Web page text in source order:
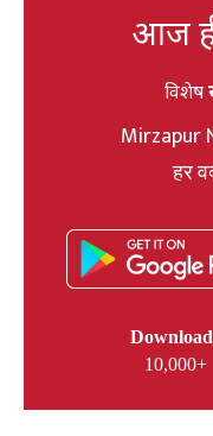
आज
विशेष
Mirzapur
हर
10,000+